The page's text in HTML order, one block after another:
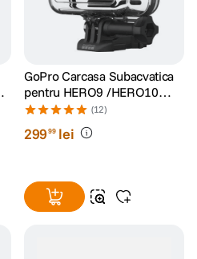
GoPro Carcasa Subacvatica
pentru HERO9 /HERO10
/HERO11 Black/HERO12/
HERO13
(12)
29999 lei